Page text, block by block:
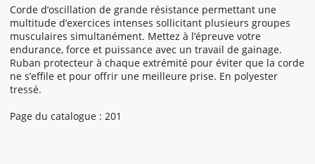
Corde d’oscillation de grande résistance permettant une
multitude d’exercices intenses sollicitant plusieurs groupes
musculaires simultanément. Mettez à l’épreuve votre
endurance, force et puissance avec un travail de gainage.
Ruban protecteur à chaque extrémité pour éviter que la corde
ne s’effile et pour offrir une meilleure prise. En polyester
tressé.
Page du catalogue : 201